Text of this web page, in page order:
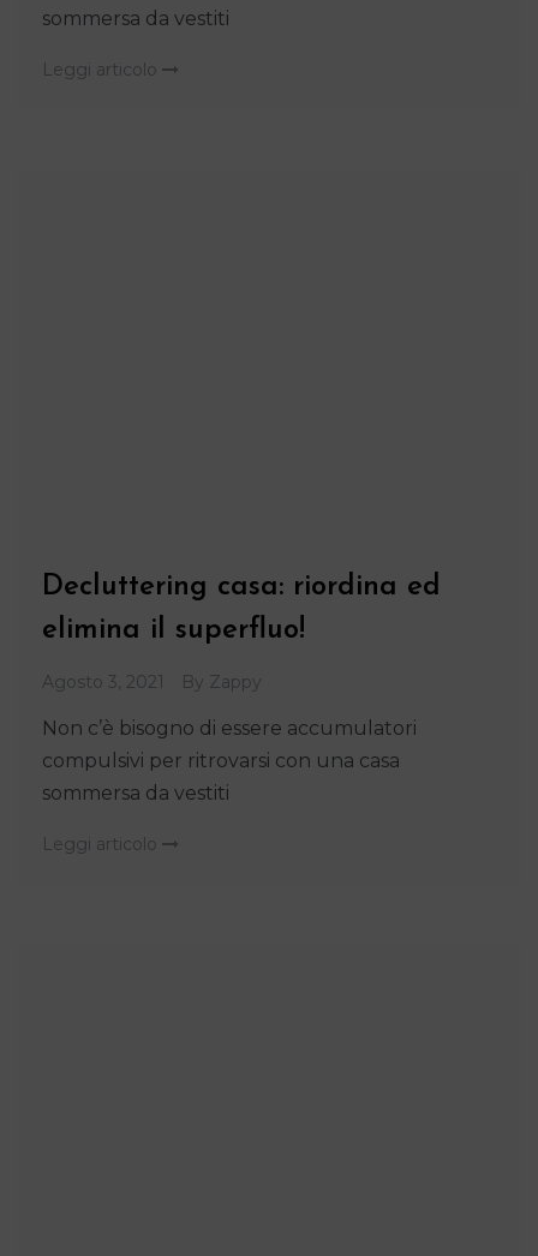
sommersa da vestiti
Leggi articolo
Decluttering casa: riordina ed
elimina il superfluo!
Agosto 3, 2021 By Zappy
Non c’è bisogno di essere accumulatori
compulsivi per ritrovarsi con una casa
sommersa da vestiti
Leggi articolo